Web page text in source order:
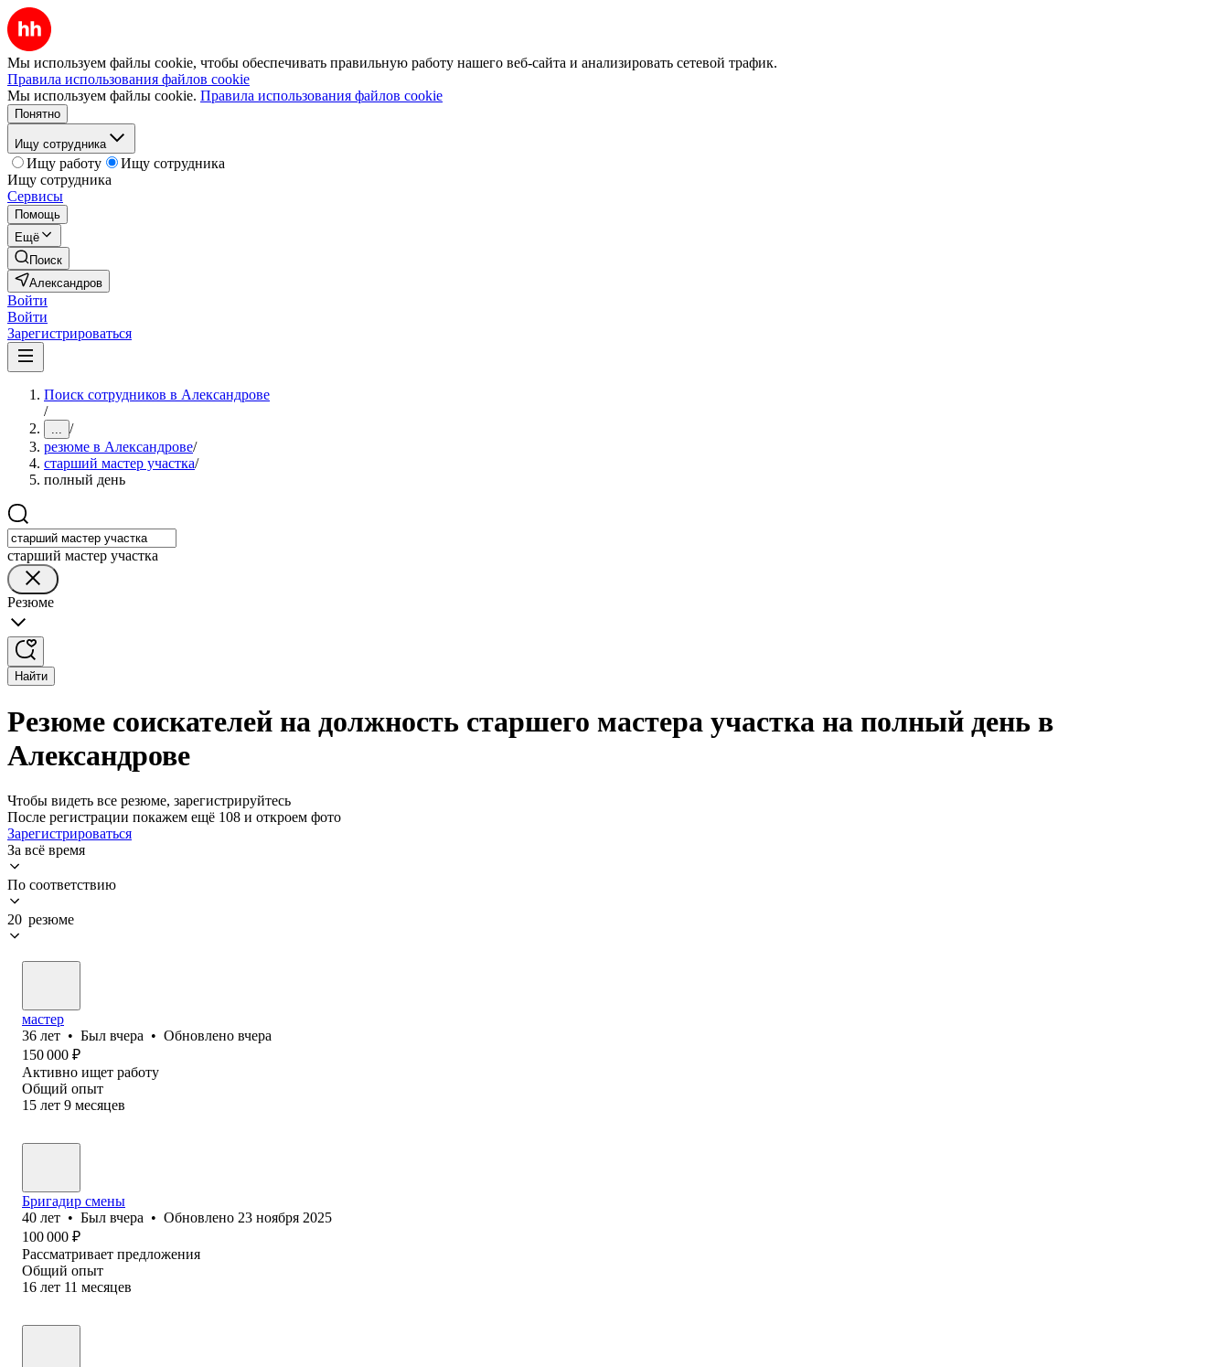
Мы используем файлы cookie, чтобы обеспечивать правильную работу нашего веб-сайта и анализировать сетевой трафик.
Правила использования файлов cookie
Мы используем файлы cookie. Правила использования файлов cookie
Понятно
Ищу сотрудника
Ищу работу
Ищу сотрудника
Ищу сотрудника
Сервисы
Помощь
Ещё
Поиск
Александров
Войти
Войти
Зарегистрироваться
Поиск сотрудников в Александрове
/
... /
резюме в Александрове/
старший мастер участка/
полный день
старший мастер участка
Резюме
Найти
Резюме соискателей на должность старшего мастера участка на полный день в
Александрове
Чтобы видеть все резюме, зарегистрируйтесь
После регистрации покажем ещё 108 и откроем фото
Зарегистрироваться
За всё время
По соответствию
20 резюме
мастер
36 лет • Был вчера • Обновлено вчера
150 000 ₽
Активно ищет работу
Общий опыт
15 лет 9 месяцев
Бригадир смены
40 лет • Был вчера • Обновлено 23 ноября 2025
100 000 ₽
Рассматривает предложения
Общий опыт
16 лет 11 месяцев